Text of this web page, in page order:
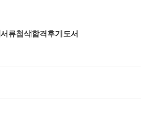
서류첨삭합격후기 도서